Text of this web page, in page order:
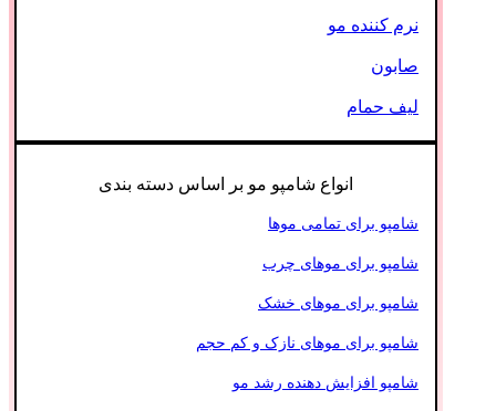
نرم کننده مو
صابون
لیف حمام
انواع شامپو مو بر اساس دسته بندی
شامپو برای تمامی موها
شامپو برای موهای چرب
شامپو برای موهای خشک
شامپو برای موهای نازک و کم حجم
شامپو افزایش دهنده رشد مو